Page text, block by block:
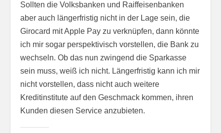
Sollten die Volksbanken und Raiffeisenbanken
aber auch längerfristig nicht in der Lage sein, die
Girocard mit Apple Pay zu verknüpfen, dann könnte
ich mir sogar perspektivisch vorstellen, die Bank zu
wechseln. Ob das nun zwingend die Sparkasse
sein muss, weiß ich nicht. Längerfristig kann ich mir
nicht vorstellen, dass nicht auch weitere
Kreditinstitute auf den Geschmack kommen, ihren
Kunden diesen Service anzubieten.